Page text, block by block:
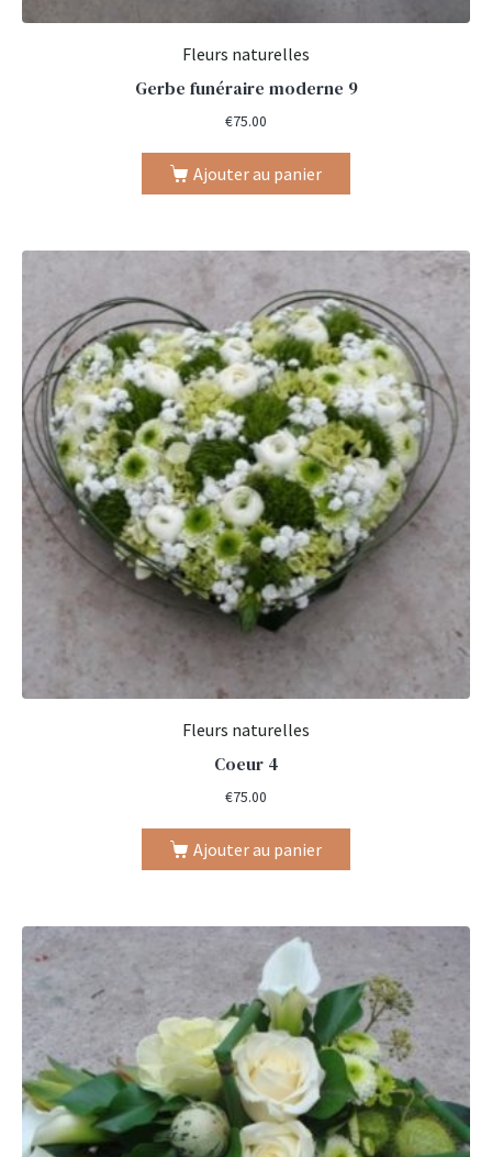
Fleurs naturelles
Gerbe funéraire moderne 9
€75.00
Ajouter au panier
Fleurs naturelles
Coeur 4
€75.00
Ajouter au panier